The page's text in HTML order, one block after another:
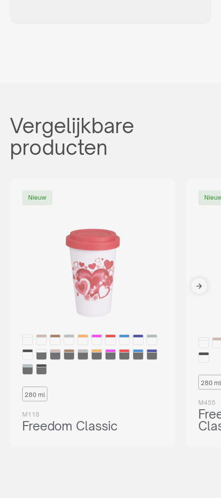
Vergelijkbare
producten
Nieuw
280 ml
M118
Freedom Classic
280 ml
M455